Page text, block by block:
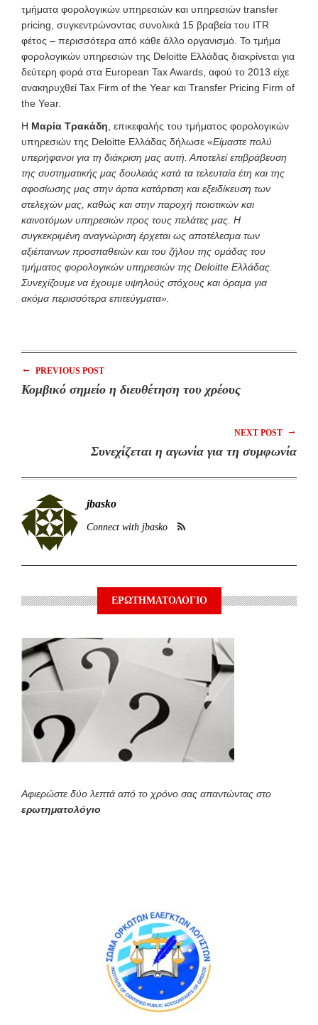
τμήματα φορολογικών υπηρεσιών και υπηρεσιών transfer
pricing, συγκεντρώνοντας συνολικά 15 βραβεία του ITR
φέτος – περισσότερα από κάθε άλλο οργανισμό. Το τμήμα
φορολογικών υπηρεσιών της Deloitte Ελλάδας διακρίνεται για
δεύτερη φορά στα European Tax Awards, αφού το 2013 είχε
ανακηρυχθεί Tax Firm of the Year και Transfer Pricing Firm of
the Year.
H Μαρία Τρακάδη , επικεφαλής του τμήματος φορολογικών
υπηρεσιών της Deloitte Ελλάδας δήλωσε «Είμαστε πολύ
υπερήφανοι για τη διάκριση μας αυτή. Αποτελεί επιβράβευση
της συστηματικής μας δουλειάς κατά τα τελευταία έτη και της
αφοσίωσης μας στην άρτια κατάρτιση και εξειδίκευση των
στελεχών μας, καθώς και στην παροχή ποιοτικών και
καινοτόμων υπηρεσιών προς τους πελάτες μας. Η
συγκεκριμένη αναγνώριση έρχεται ως αποτέλεσμα των
αξιέπαινων προσπαθειών και του ζήλου της ομάδας του
τμήματος φορολογικών υπηρεσιών της Deloitte Ελλάδας.
Συνεχίζουμε να έχουμε υψηλούς στόχους και όραμα για
ακόμα περισσότερα επιτεύγματα».
← PREVIOUS POST
Κομβικό σημείο η διευθέτηση του χρέους
NEXT POST →
Συνεχίζεται η αγωνία για τη συμφωνία
jbasko
Connect with jbasko
ΕΡΩΤΗΜΑΤΟΛΟΓΙΟ
Αφιερώστε δύο λεπτά από το χρόνο σας απαντώντας στο
ερωτηματολόγιο